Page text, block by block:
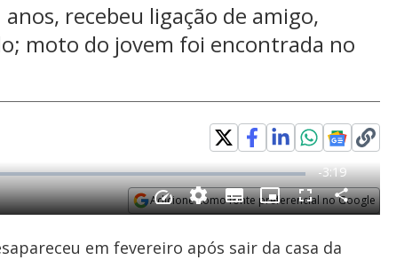
recebeu ligação de amigo,
moto do jovem foi encontrada no
Adicione como fonte preferencial no Google
Velocidade Subtitles
em fevereiro após sair da casa da